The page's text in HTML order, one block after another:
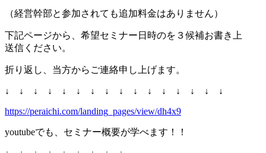
（経営幹部と参加されても追加料金はありません）
下記ページから、希望セミナー日時のを３候補お書き上
送信ください。
折り返し、当方からご連絡申し上げます。
↓ ↓ ↓ ↓ ↓ ↓ ↓ ↓ ↓ ↓ ↓ ↓ ↓ ↓ ↓ ↓
https://peraichi.com/landing_pages/view/dh4x9
youtubeでも、セミナー概要が学べます！！